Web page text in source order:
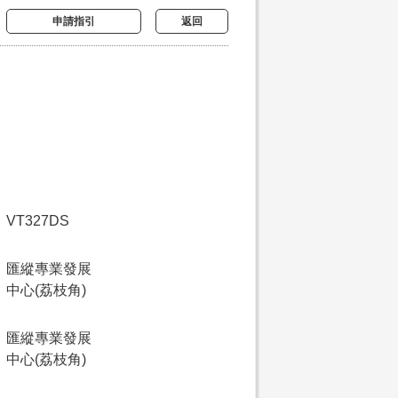
申請指引 返回
VT327DS
匯縱專業發展
中心(荔枝角)
匯縱專業發展
中心(荔枝角)